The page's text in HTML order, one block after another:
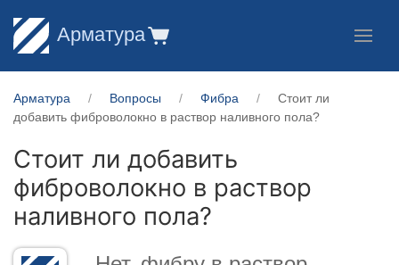
Арматура
Арматура Вопросы Фибра
Стоит ли
добавить фиброволокно в раствор наливного пола?
Стоит ли добавить
фиброволокно в раствор
наливного пола?